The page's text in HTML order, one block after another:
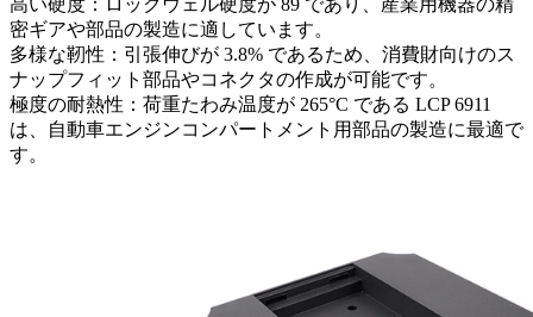
高い硬度：ロックウェル硬度が 89 であり、産業用機器の精
密ギアや部品の製造に適しています。
多様な靭性：引張伸びが 3.8% であるため、消費財向けのス
ナップフィット部品やコネクタの作成が可能です。
極度の耐熱性：荷重たわみ温度が 265°C である LCP 6911
は、自動車エンジンコンパートメント用部品の製造に最適で
す。